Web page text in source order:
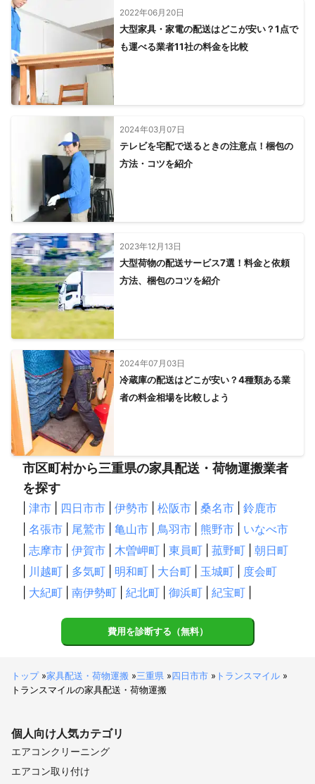
2022年06月20日
大型家具・家電の配送はどこが安い？1点で
も運べる業者11社の料金を比較
2024年03月07日
テレビを宅配で送るときの注意点！梱包の
方法・コツを紹介
2023年12月13日
大型荷物の配送サービス7選！料金と依頼
方法、梱包のコツを紹介
2024年07月03日
冷蔵庫の配送はどこが安い？4種類ある業
者の料金相場を比較しよう
市区町村から三重県の家具配送・荷物運搬業者
を探す
津市 四日市市 伊勢市 松阪市 桑名市
鈴鹿市
名張市 尾鷲市 亀山市 鳥羽市 熊野市
いなべ市
志摩市 伊賀市 木曽岬町 東員町 菰野町
朝日町
川越町 多気町 明和町 大台町 玉城町
度会町
大紀町 南伊勢町 紀北町 御浜町 紀宝町
費用を診断する（無料）
トップ»家具配送・荷物運搬 »三重県 »四日市市 » トランスマイル »
トランスマイルの家具配送・荷物運搬
個人向け人気カテゴリ
エアコンクリーニング
エアコン取り付け